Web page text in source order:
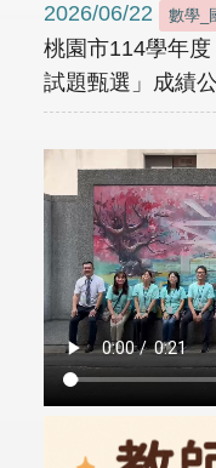
2026/06/22 數學_
桃園市114學年
試題甄選」成績